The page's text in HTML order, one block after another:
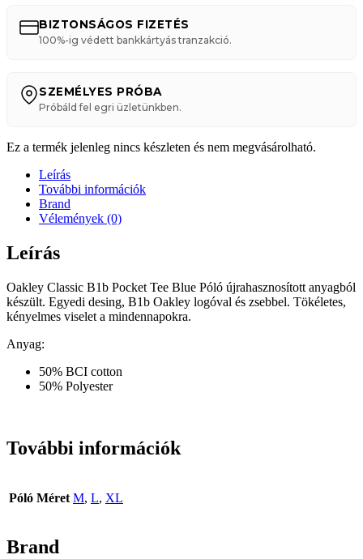
BIZTONSÁGOS FIZETÉS
100%-ig védett bankkártyás tranzakció.
SZEMÉLYES PRÓBA
Próbáld fel egri üzletünkben.
Ez a termék jelenleg nincs készleten és nem megvásárolható.
Leírás
További információk
Brand
Vélemények (0)
Leírás
Oakley Classic B1b Pocket Tee Blue Póló újrahasznosított anyagból
készült. Egyedi desing, B1b Oakley logóval és zsebbel. Tökéletes,
kényelmes viselet a mindennapokra.
Anyag:
50% BCI cotton
50% Polyester
További információk
Póló Méret M, L, XL
Brand